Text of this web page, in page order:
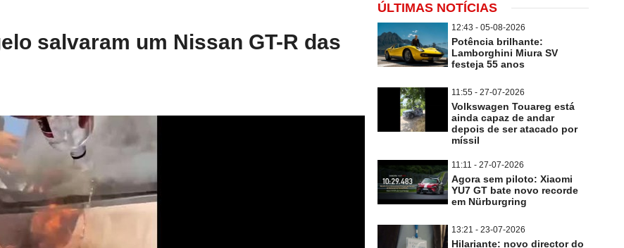
salvaram um Nissan GT-R das
ÚLTIMAS NOTÍCIAS
12:43 - 05-08-2026
Potência brilhante:
Lamborghini Miura SV
festeja 55 anos
11:55 - 27-07-2026
Volkswagen Touareg está
ainda capaz de andar
depois de ser atacado por
míssil
11:11 - 27-07-2026
Agora sem piloto: Xiaomi
YU7 GT bate novo recorde
em Nürburgring
13:21 - 23-07-2026
Hilariante: novo director do